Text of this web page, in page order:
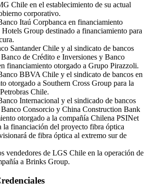
Chile en el establecimiento de su actual
corporativo.
Itaú Corpbanca en financiamiento
Group destinado a financiamiento para
Santander Chile y al sindicato de bancos
de Crédito e Inversiones y Banco
financiamiento otorgado a Grupo Pirazzoli.
BBVA Chile y el sindicato de bancos en
otorgado a Southern Cross Group para la
Chile.
Internacional y el sindicado de bancos
Consorcio y China Construction Bank
otorgado a la compañía Chilena PSINet
la financiación del proyecto fibra óptica
de fibra óptica al extremo sur de
vendedores de LGS Chile en la operación de
a Brinks Group.